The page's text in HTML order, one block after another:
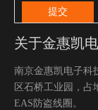
提交
关于金惠凯
南京金惠凯电子科
区石桥工业园，占
EAS防盗线圈。